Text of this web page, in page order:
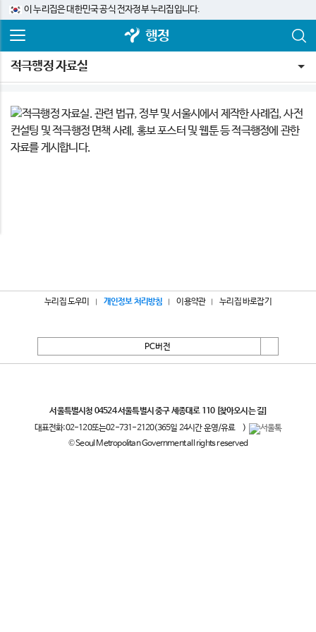
이 누리집은 대한민국 공식 전자정부 누리집입니다.
행정
적극행정 자료실
누리집 도우미 개인정보 처리방침 이용약관 누리집 바로잡기
PC버전
서울특별시청 04524 서울특별시 중구 세종대로 110 [찾아오시는 길]
대표전화:02-120또는02-731-2120(365일 24시간 운영/유료
)
© Seoul Metropolitan Government all rights reserved